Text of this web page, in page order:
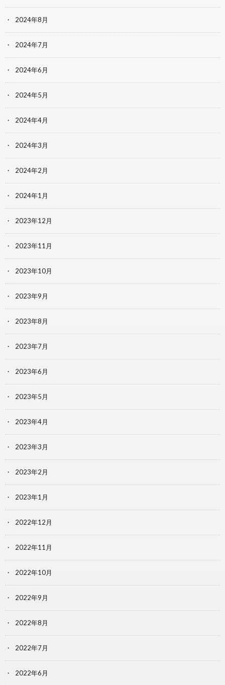
2024年8月
2024年7月
2024年6月
2024年5月
2024年4月
2024年3月
2024年2月
2024年1月
2023年12月
2023年11月
2023年10月
2023年9月
2023年8月
2023年7月
2023年6月
2023年5月
2023年4月
2023年3月
2023年2月
2023年1月
2022年12月
2022年11月
2022年10月
2022年9月
2022年8月
2022年7月
2022年6月